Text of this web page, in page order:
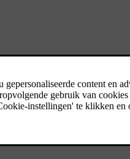
Kies uw servicepakket